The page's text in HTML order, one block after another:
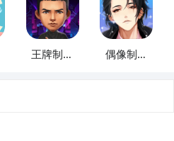
王牌制作
偶像制作